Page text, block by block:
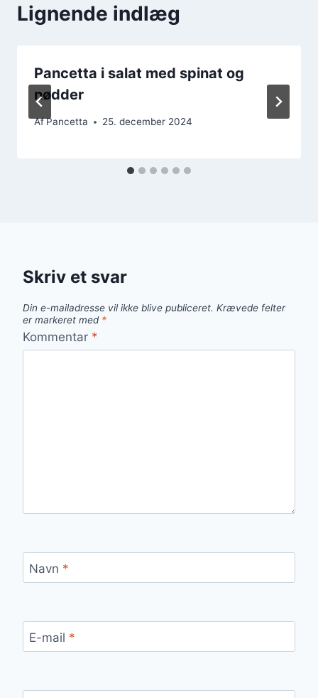
Lignende indlæg
Pancetta i salat med spinat og
nødder
AfPancetta 25. december 2024
Skriv et svar
Din e-mailadresse vil ikke blive publiceret. Krævede felter
er markeret med *
Kommentar *
Navn *
E-mail *